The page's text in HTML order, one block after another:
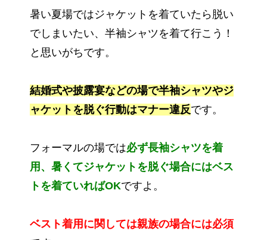
暑い夏場ではジャケットを着ていたら脱い
でしまいたい、半袖シャツを着て行こう！
と思いがちです。
結婚式や披露宴などの場で半袖シャツやジ
ャケットを脱ぐ行動はマナー違反です。
フォーマルの場では必ず長袖シャツを着
用、暑くてジャケットを脱ぐ場合にはベス
トを着ていればOKですよ。
ベスト着用に関しては親族の場合には必須